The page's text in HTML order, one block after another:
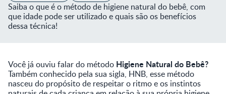
Saiba o que é o método de higiene natural do bebê, com
que idade pode ser utilizado e quais são os benefícios
dessa técnica!
Você já ouviu falar do método Higiene Natural do Bebê?
Também conhecido pela sua sigla, HNB, esse método
nasceu do propósito de respeitar o ritmo e os instintos